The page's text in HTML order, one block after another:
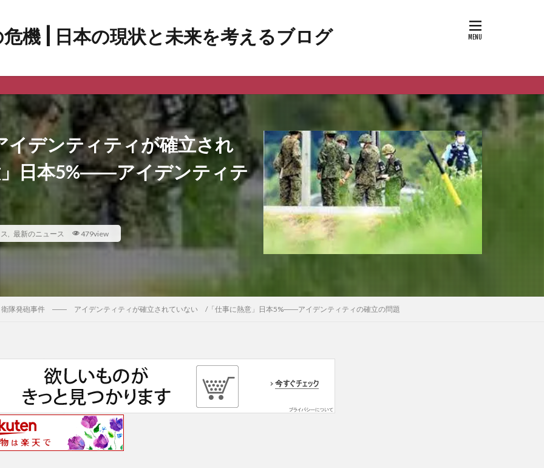
ンティティが確立され
日本5%――アイデンティテ
最新のニュース 479view
衛隊発砲事件 ―― アイデンティティが確立されていない /「仕事に熱意」日本5%――アイデンティティの確立の問題